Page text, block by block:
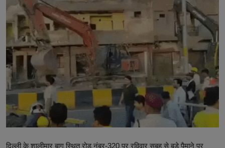
टेक्नोलॉजी
वर्ल्ड
राशिफल
करियर
Poll
Contact
दिल्ली के शालीमार बाग स्थित रोड नंबर-320 पर रविवार सुबह से बड़े पैमाने पर